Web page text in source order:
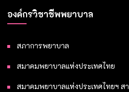
องค์กรวิชาชีพพยาบาล
สภาการพยาบาล
สมาคมพยาบาลแห่งประเทศไทย
สมาคมพยาบาลแห่งประเทศไทยฯ ส